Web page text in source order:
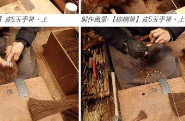
皮5玉手箒・上 製作風景-【棕櫚箒】皮5玉手箒・上